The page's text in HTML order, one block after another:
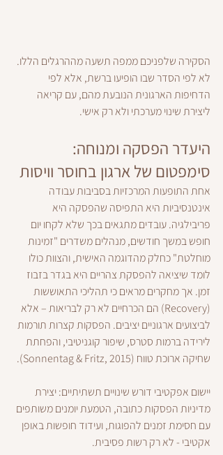
הסקירה שלפניכם ממפה תשעה מההרגלים הללו.
לא לפי הסדר שבו הופיעו ברשת, אלא לפי
הדחיפות הארגונית הנובעת מהם, עם קריאה
ליצירת שינוי מערכתי ולא רק אישי.
היעדר הפסקה ומנוחה:
סימפטום של ארגון בחוסר וויסות
אחת התופעות המרכזיות בסביבות עבודה
אינטנסיביות היא התפיסה שהפסקה היא
פריבילגיה. עובדים מתגאים בכך שלא לקחו יום
חופש במשך חודשים, מנהלים משדרים "זמינות
מוחלטת" כחלק מהדוגמה האישית, והצוות כולו
לומד שיציאה להפסקת צהריים היא בגדר בזבוז
זמן. אך מחקרים מראים כי תהליכי התאוששות
(Recovery) הם הכרחיים לא רק לבריאות – אלא
לביצועים ארגוניים יציבים. הפסקות קצרות תורמות
לירידה ברמות סטרס, שיפור קוגניטיבי, והפחתת
שחיקה ארוכת טווח (Sonnentag & Fritz, 2015).
יישום אפקטיבי דורש שינויים תשתיתיים: יצירת
מדיניות הפסקות כתובה, הטמעת יומנים משותפים
עם חסימת זמנים להפוגות, ועידוד חופשות באופן
אקטיבי - לא רק רשות פסיבית.